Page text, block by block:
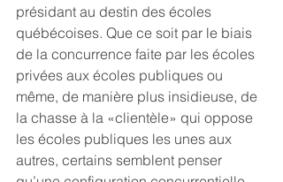
présidant au destin des écoles
québécoises. Que ce soit par le biais
de la concurrence faite par les écoles
privées aux écoles publiques ou
même, de manière plus insidieuse, de
la chasse à la «clientèle» qui oppose
les écoles publiques les unes aux
autres, certains semblent penser